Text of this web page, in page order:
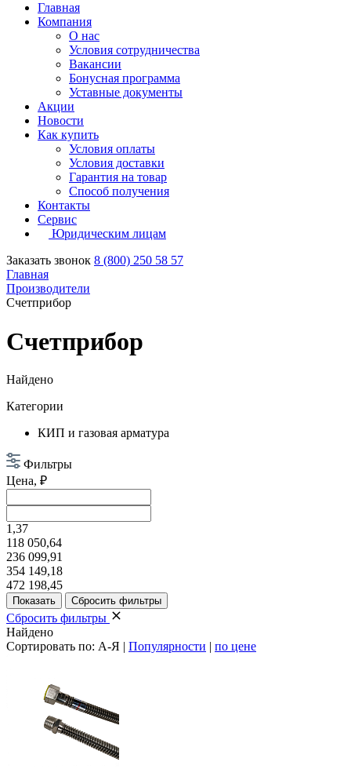
Главная
Компания
О нас
Условия сотрудничества
Вакансии
Бонусная программа
Уставные документы
Акции
Новости
Как купить
Условия оплаты
Условия доставки
Гарантия на товар
Способ получения
Контакты
Сервис
Юридическим лицам
Заказать звонок 8 (800) 250 58 57
Главная
Производители
Счетприбор
Счетприбор
Найдено
Категории
КИП и газовая арматура
Фильтры
Цена, ₽
1,37
118 050,64
236 099,91
354 149,18
472 198,45
Сбросить фильтры
Найдено
Сортировать по: А-Я | Популярности | по цене